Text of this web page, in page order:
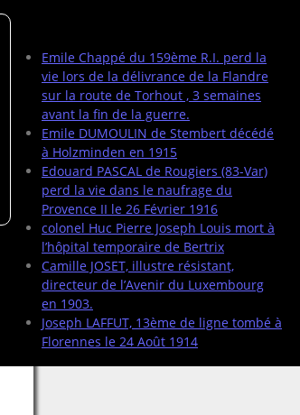
Emile Chappé du 159ème R.I. perd la
vie lors de la délivrance de la Flandre
sur la route de Torhout , 3 semaines
avant la fin de la guerre.
Emile DUMOULIN de Stembert décédé
à Holzminden en 1915
Edouard PASCAL de Rougiers (83-Var)
perd la vie dans le naufrage du
Provence II le 26 Février 1916
colonel Huc Pierre Joseph Louis mort à
l’hôpital temporaire de Bertrix
Camille JOSET, illustre résistant,
directeur de l’Avenir du Luxembourg
en 1903.
Joseph LAFFUT, 13ème de ligne tombé à
Florennes le 24 Août 1914